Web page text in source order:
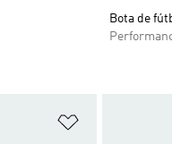
Bota de